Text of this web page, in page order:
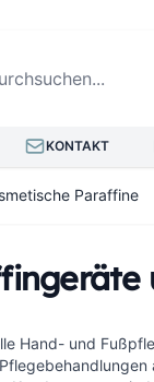
KONTAKT
Paraffine
Hand- und